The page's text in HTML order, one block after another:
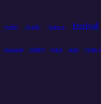
vydává přináší historie festival
muzeum všechny rytmu srdce vydávají